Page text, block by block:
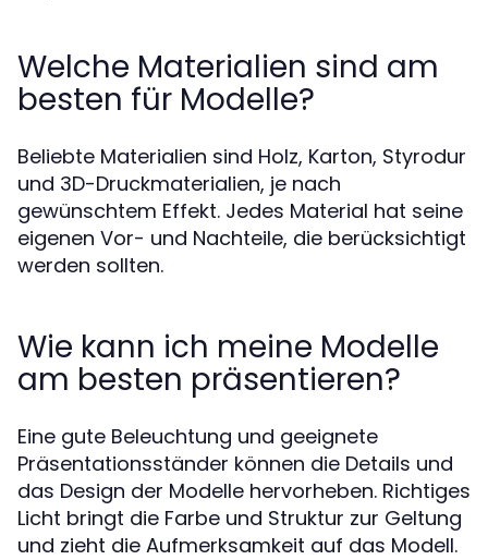
Welche Materialien sind am
besten für Modelle?
Beliebte Materialien sind Holz, Karton, Styrodur
und 3D-Druckmaterialien, je nach
gewünschtem Effekt. Jedes Material hat seine
eigenen Vor- und Nachteile, die berücksichtigt
werden sollten.
Wie kann ich meine Modelle
am besten präsentieren?
Eine gute Beleuchtung und geeignete
Präsentationsständer können die Details und
das Design der Modelle hervorheben. Richtiges
Licht bringt die Farbe und Struktur zur Geltung
und zieht die Aufmerksamkeit auf das Modell.